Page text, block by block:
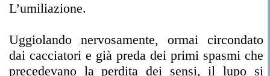
L’umiliazione.
Uggiolando nervosamente, ormai circondato
dai cacciatori e già preda dei primi spasmi che
precedevano la perdita dei sensi, il lupo si